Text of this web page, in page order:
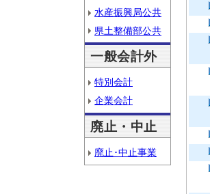
水産振興局公共
県土整備部公共
一般会計外
特別会計
企業会計
廃止・中止
廃止･中止事業